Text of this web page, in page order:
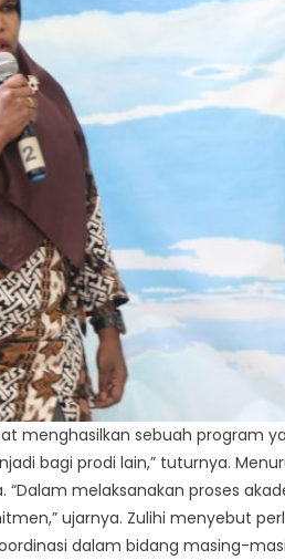
menghasilkan sebuah program
bagi prodi lain,” tuturnya.
melaksanakan proses
ujarnya. Zulihi menyebut
dalam bidang masing-